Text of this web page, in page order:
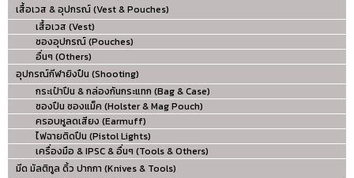
เสื้อเวส & อุปกรณ์ (Vest & Pouches)
เสื้อเวส (Vest)
ซองอุปกรณ์ (Pouches)
อื่นๆ (Others)
อุปกรณ์กีฬายิงปืน (Shooting)
กระเป๋าปืน & กล่องกันกระแทก (Bag & Case)
ซองปืน ซองแม็ค (Holster & Mag Pouch)
ครอบหูลดเสียง (Earmuff)
ไฟฉายติดปืน (Pistol Lights)
เครื่องมือ & IPSC & อื่นๆ (Tools & Others)
มีด มัลติทูล ดิ้ว ปากกา (Knives & Tools)